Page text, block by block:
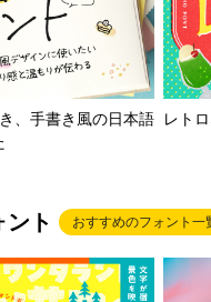
、手書き風の日本語
レト
ント おすすめのフォント一